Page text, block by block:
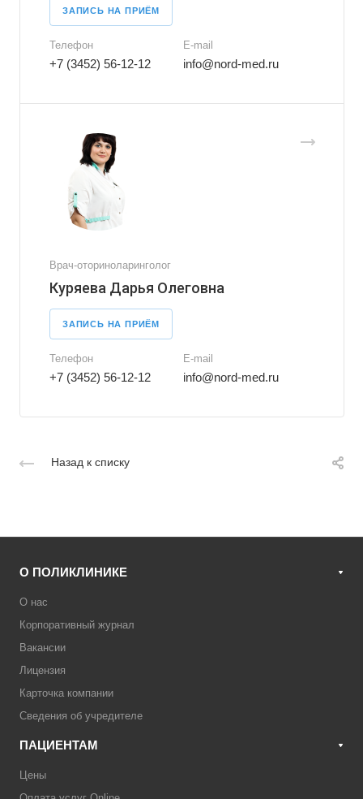
ЗАПИСЬ НА ПРИЁМ
Телефон
+7 (3452) 56-12-12
E-mail
info@nord-med.ru
Врач-оториноларинголог
Куряева Дарья Олеговна
ЗАПИСЬ НА ПРИЁМ
Телефон
+7 (3452) 56-12-12
E-mail
info@nord-med.ru
Назад к списку
О ПОЛИКЛИНИКЕ
О нас
Корпоративный журнал
Вакансии
Лицензия
Карточка компании
Сведения об учредителе
ПАЦИЕНТАМ
Цены